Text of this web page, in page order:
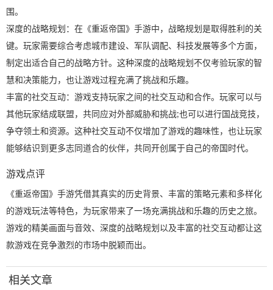
围。
深度的战略规划：在《重返帝国》手游中，战略规划是取得胜利的关
键。玩家需要综合考虑城市建设、军队调配、科技发展等多个方面，
制定出适合自己的战略方针。这种深度的战略规划不仅考验玩家的智
慧和决策能力，也让游戏过程充满了挑战和乐趣。
丰富的社交互动：游戏支持玩家之间的社交互动和合作。玩家可以与
其他玩家结成联盟，共同应对外部威胁和挑战;也可以进行国战竞技，
争夺领土和资源。这种社交互动不仅增加了游戏的趣味性，也让玩家
能够结识到更多志同道合的伙伴，共同开创属于自己的帝国时代。
游戏点评
《重返帝国》手游凭借其真实的历史背景、丰富的策略元素和多样化
的游戏玩法等特色，为玩家带来了一场充满挑战和乐趣的历史之旅。
游戏的精美画面与音效、深度的战略规划以及丰富的社交互动都让这
款游戏在竞争激烈的市场中脱颖而出。
相关文章